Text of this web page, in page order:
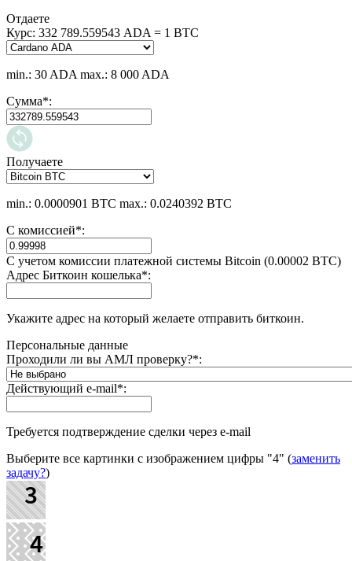
Отдаете
Курс: 332 789.559543 ADA = 1 BTC
min.: 30 ADA max.: 8 000 ADA
Сумма*:
Получаете
min.: 0.0000901 BTC max.: 0.0240392 BTC
С комиссией*:
С учетом комиссии платежной системы Bitcoin (0.00002 BTC)
Адрес Биткоин кошелька*:
Укажите адрес на который желаете отправить биткоин.
Персональные данные
Проходили ли вы АМЛ проверку?*:
Действующий e-mail*:
Требуется подтверждение сделки через e-mail
Выберите все картинки с изображением цифры "4" (заменить
задачу?)